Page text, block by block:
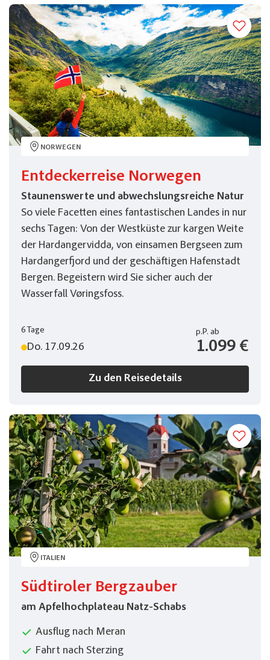
NORWEGEN
Entdeckerreise Norwegen
Staunenswerte und abwechslungsreiche Natur
So viele Facetten eines fantastischen Landes in nur
sechs Tagen: Von der Westküste zur kargen Weite
der Hardangervidda, von einsamen Bergseen zum
Hardangerfjord und der geschäftigen Hafenstadt
Bergen. Begeistern wird Sie sicher auch der
Wasserfall Vøringsfoss.
6 Tage
Do. 17.09.26
p.P. ab
1.099 €
Zu den Reisedetails
ITALIEN
Südtiroler Bergzauber
am Apfelhochplateau Natz-Schabs
Ausflug nach Meran
Fahrt nach Sterzing